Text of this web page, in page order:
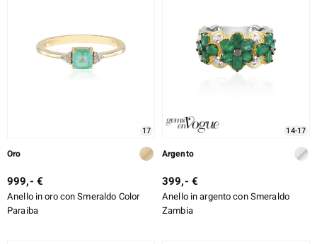
17
Oro
999,- €
Anello in oro con Smeraldo Color
Paraiba
14-17
Argento
399,- €
Anello in argento con Smeraldo
Zambia